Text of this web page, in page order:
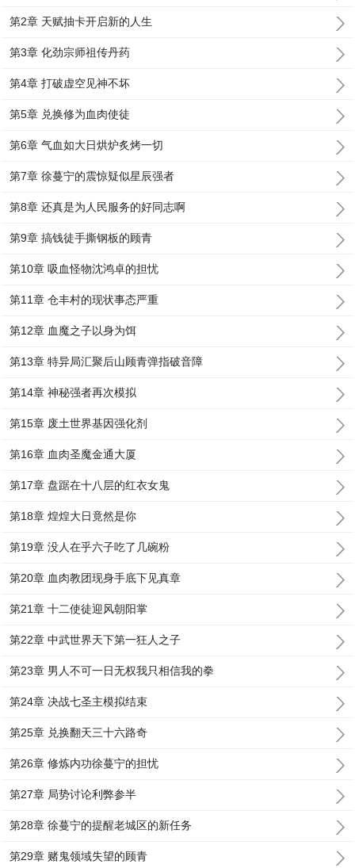
第2章 天赋抽卡开启新的人生
第3章 化劲宗师祖传丹药
第4章 打破虚空见神不坏
第5章 兑换修为血肉使徒
第6章 气血如大日烘炉炙烤一切
第7章 徐蔓宁的震惊疑似星辰强者
第8章 还真是为人民服务的好同志啊
第9章 搞钱徒手撕钢板的顾青
第10章 吸血怪物沈鸿卓的担忧
第11章 仓丰村的现状事态严重
第12章 血魔之子以身为饵
第13章 特异局汇聚后山顾青弹指破音障
第14章 神秘强者再次模拟
第15章 废土世界基因强化剂
第16章 血肉圣魔金通大厦
第17章 盘踞在十八层的红衣女鬼
第18章 煌煌大日竟然是你
第19章 没人在乎六子吃了几碗粉
第20章 血肉教团现身手底下见真章
第21章 十二使徒迎风朝阳掌
第22章 中武世界天下第一狂人之子
第23章 男人不可一日无权我只相信我的拳
第24章 决战七圣主模拟结束
第25章 兑换翻天三十六路奇
第26章 修炼内功徐蔓宁的担忧
第27章 局势讨论利弊参半
第28章 徐蔓宁的提醒老城区的新任务
第29章 赌鬼领域失望的顾青